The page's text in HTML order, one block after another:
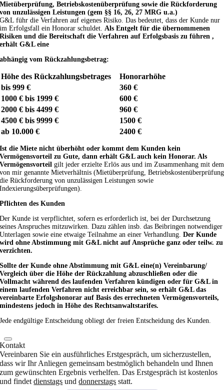
Mietüberprüfung, Betriebskostenüberprüfung sowie die Rückforderung
von unzulässigen Leistungen (gem §§ 16, 26, 27 MRG u.a.)
G&L führ die Verfahren auf eigenes Risiko. Das bedeutet, dass der Kunde nur
im Erfolgsfall ein Honorar schuldet.Als Entgelt für die übernommenen
Risiken und die Bereitschaft die Verfahren auf Erfolgsbasis zu führen ,
erhält G&L eine
abhängig vom Rückzahlungsbetrag:
Höhe des Rückzahlungsbetrages
Honorarhöhe
bis 999 €
360 €
1000 € bis 1999 €
600 €
2000 € bis 4499 €
960 €
4500 € bis 9999 €
1500 €
ab 10.000 €
2400 €
Ist die Miete nicht überhöht oder kommt dem Kunden kein
Vermögensvorteil zu Gute, dann erhält G&L auch kein Honorar. Als
Vermögensvorteil gilt jeder erzielte Erlös aus und im Zusammenhang mit dem
von mir genannte Mietverhältnis (Mietüberprüfung, Betriebskostenüberprüfung
die Rückforderung von unzulässigen Leistungen sowie
Indexierungsüberprüfungen).
Pflichten des Kunden
Der Kunde ist verpflichtet, sofern es erforderlich ist, bei der Durchsetzung
seines Anspruches mitzuwirken. Dazu zählen insb. das Beibringen notwendiger
Unterlagen sowie eine etwaige Teilnahme an einer Verhandlung.Der Kunde
wird ohne Abstimmung mit G&L nicht auf Ansprüche ganz oder teilw. zu
verzichten.
Sollte der Kunde ohne Abstimmung mit G&L eine(n) Vereinbarung/
Vergleich über die Höhe der Rückzahlung abzuschließen oder die
Vollmacht während des laufenden Verfahren kündigen oder für G&L in
einem laufenden Verfahren nicht erreichbar sein, so erhält G&L das
vereinbarte Erfolgshonorar auf Basis des errechneten Vermögensvorteils,
mindestens jedoch in Höhe des Rechtsanwaltstarifes.
Jede endgültige Entscheidung obliegt der freien Entscheidung des Kunden.
Kontakt
Vereinbaren Sie ein ausführliches Erstgespräch, um sicherzustellen,
dass wir Ihr Anliegen gemeinsam bestmöglich behandeln und Ihnen
zum gewünschten Ergebnis verhelfen. Das Erstgespräch ist kostenlos
und findetdienstags unddonnerstags statt.